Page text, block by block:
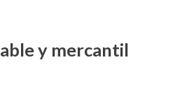
y mercantil